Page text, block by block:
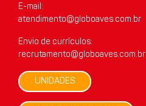
E-mail:
atendimento@globoaves.com.br
Envio de currículos:
recrutamento@globoaves.com.br
UNIDADES